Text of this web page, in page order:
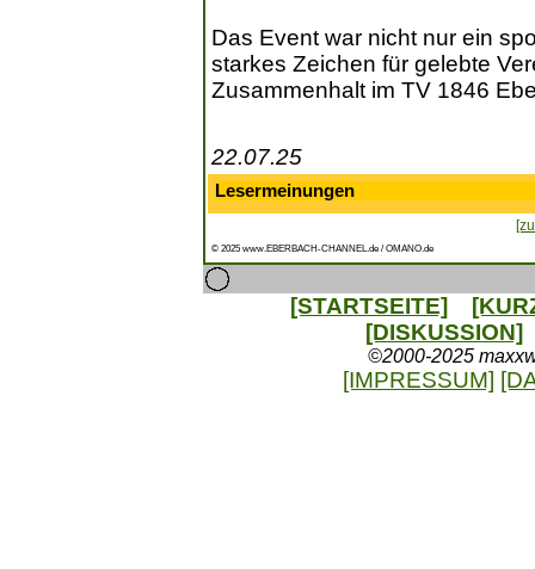
Das Event war nicht nur ein
starkes Zeichen für gelebte
Zusammenhalt im TV 1846
22.07.25
Lesermeinungen
© 2025 www.EBERBACH-CHANNEL.de / OMANO.de
[STARTSEITE]
[DISKUSSION]
©2000-2025
[IMPRESSUM]